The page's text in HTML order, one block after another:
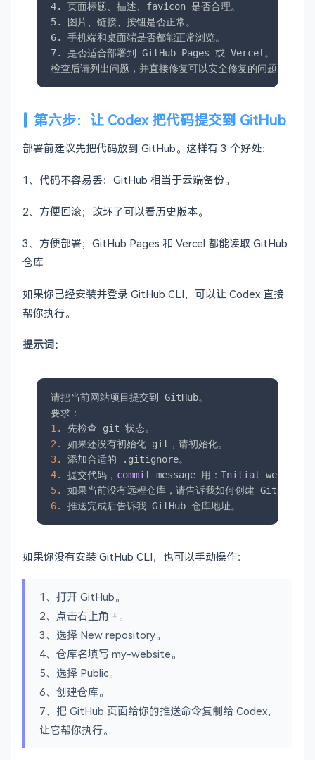
4. 页面标题、描述、favicon 是否合理。
5. 图片、链接、按钮是否正常。
6. 手机端和桌面端是否都能正常浏览。
7. 是否适合部署到 GitHub Pages 或 Vercel。
检查后请列出问题，并直接修复可以安全修复的问题。
第六步：让 Codex 把代码提交到 GitHub
部署前建议先把代码放到 GitHub。这样有 3 个好处：
1、代码不容易丢；GitHub 相当于云端备份。
2、方便回滚；改坏了可以看历史版本。
3、方便部署；GitHub Pages 和 Vercel 都能读取 GitHub
仓库
如果你已经安装并登录 GitHub CLI，可以让 Codex 直接
帮你执行。
提示词：
请把当前网站项目提交到 GitHub。
1.
2.
3.
4.
提交代码， commit message 用： Initial
5.
6.
推送完成后告诉我 GitHub 仓库地址。
如果你没有安装 GitHub CLI，也可以手动操作：
1、打开 GitHub。
2、点击右上角 +。
3、选择 New repository。
4、仓库名填写 my-website。
5、选择 Public。
6、创建仓库。
7、把 GitHub 页面给你的推送命令复制给 Codex，
让它帮你执行。